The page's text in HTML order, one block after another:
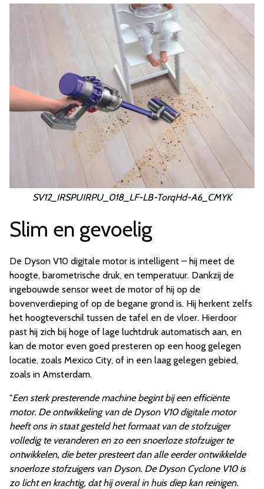
SV12_IRSPUIRPU_018_LF-LB-TorqHd-A6_CMYK
Slim en gevoelig
De Dyson V10 digitale motor is intelligent – hij meet de
hoogte, barometrische druk, en temperatuur. Dankzij de
ingebouwde sensor weet de motor of hij op de
bovenverdieping of op de begane grond is. Hij herkent zelfs
het hoogteverschil tussen de tafel en de vloer. Hierdoor
past hij zich bij hoge of lage luchtdruk automatisch aan, en
kan de motor even goed presteren op een hoog gelegen
locatie, zoals Mexico City, of in een laag gelegen gebied,
zoals in Amsterdam.
"Een sterk presterende machine begint bij een efficiënte
motor. De ontwikkeling van de Dyson V10 digitale motor
heeft ons in staat gesteld het formaat van de stofzuiger
volledig te veranderen en zo een snoerloze stofzuiger te
ontwikkelen, die beter presteert dan alle eerder ontwikkelde
snoerloze stofzuigers van Dyson. De Dyson Cyclone V10 is
zo licht en krachtig, dat hij overal in huis diep kan reinigen.